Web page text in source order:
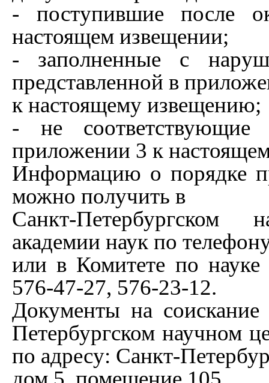
- поступившие после
настоящем извещении;
- заполненные с
представленной в
к настоящему извещению;
- не соответствующие
приложении 3 к
Информацию о порядке
можно получить в
Санкт-Петербургском
академии наук по
или в Комитете по
576-47-27, 576-23-12.
Документы на
Петербургском научном
по адресу: Санкт-